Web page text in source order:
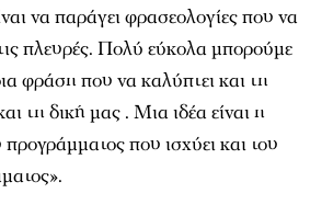
να παράγει φρασεολογίες που να
πλευρές. Πολύ εύκολα μπορούμε
φράση που να καλύπτει και τη
τη δική μας . Μια ιδέα είναι η
που ισχύει και του